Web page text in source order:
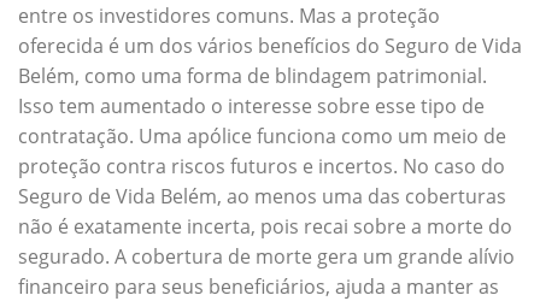
entre os investidores comuns. Mas a proteção
oferecida é um dos vários benefícios do Seguro de Vida
Belém, como uma forma de blindagem patrimonial.
Isso tem aumentado o interesse sobre esse tipo de
contratação. Uma apólice funciona como um meio de
proteção contra riscos futuros e incertos. No caso do
Seguro de Vida Belém, ao menos uma das coberturas
não é exatamente incerta, pois recai sobre a morte do
segurado. A cobertura de morte gera um grande alívio
financeiro para seus beneficiários, ajuda a manter as